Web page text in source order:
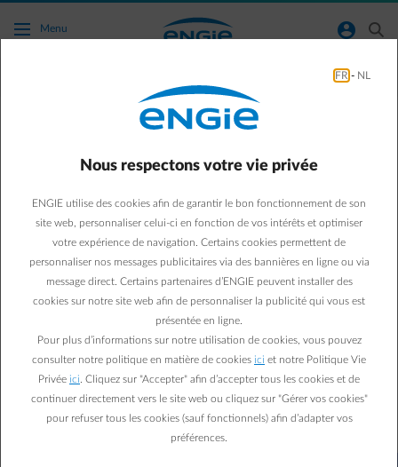
Accéder au contenu principal
Menu normal-account-circle search
Autres
5 éléments de votre toit à
contrôler
Le toit est un élément essentiel de la maison. Abîmé ou mal
entretenu, il peut être la cause de fuites, de déperditions de
chaleur et donc de dégâts plus importants et/ou de
factures d’énergie élevées. Voici à quoi être attentif.
FR - NL
Nous respectons votre vie privée
ENGIE utilise des cookies afin de garantir le bon fonctionnement de son
site web, personnaliser celui-ci en fonction de vos intérêts et optimiser
votre expérience de navigation. Certains cookies permettent de
personnaliser nos messages publicitaires via des bannières en ligne ou via
message direct. Certains partenaires d’ENGIE peuvent installer des
cookies sur notre site web afin de personnaliser la publicité qui vous est
présentée en ligne.
Pour plus d’informations sur notre utilisation de cookies, vous pouvez
consulter notre politique en matière de cookies ici et notre Politique Vie
Privée ici . Cliquez sur "Accepter" afin d’accepter tous les cookies et de
continuer directement vers le site web ou cliquez sur "Gérer vos cookies"
pour refuser tous les cookies (sauf fonctionnels) afin d’adapter vos
préférences.